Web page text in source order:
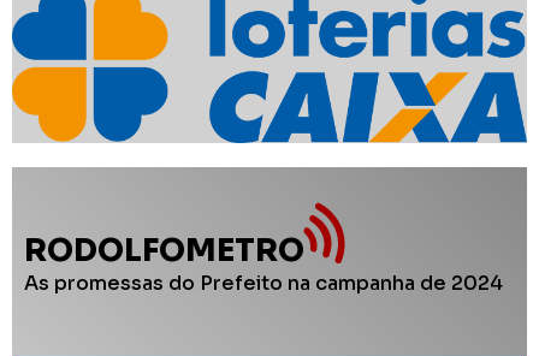
RODOLFOMETRO
As promessas do Prefeito na campanha de 2024